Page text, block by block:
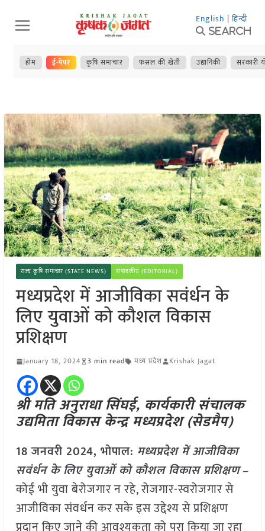
Skip
to
content
English | हिन्दी
Search
होम ई-पेपर कृषि समाचार फसल की खेती उद्यानिकी सरकारी
राज्य कृषि समाचार (STATE NEWS) संपादकीय (EDITORIAL)
मध्यप्रदेश में आजीविका सवंर्धन के
लिए युवाओं को कौशल विकास
प्रशिक्षण
January 18, 2024 3 min read मध्य प्रदेश Krishak Jagat
श्री मति अनुराधा सिंघई, कार्यकारी संचालक
उद्यमिता विकास केन्द्र मध्यप्रदेश (सेडमैप)
18 जनवरी 2024, भोपाल: मध्यप्रदेश में आजीविका
सवंर्धन के लिए युवाओं को कौशल विकास प्रशिक्षण–
कोई भी युवा बेरोजगार न रहे, रोजगार-स्वरोजगार से
आजीविका संवर्धन कर सके इस उद्देश्य से प्रशिक्षण